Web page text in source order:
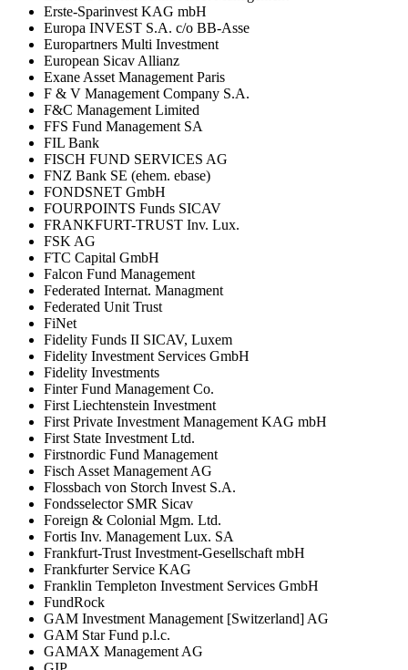
Erste-Sparinvest KAG mbH
Europa INVEST S.A. c/o BB-Asse
Europartners Multi Investment
European Sicav Allianz
Exane Asset Management Paris
F & V Management Company S.A.
F&C Management Limited
FFS Fund Management SA
FIL Bank
FISCH FUND SERVICES AG
FNZ Bank SE (ehem. ebase)
FONDSNET GmbH
FOURPOINTS Funds SICAV
FRANKFURT-TRUST Inv. Lux.
FSK AG
FTC Capital GmbH
Falcon Fund Management
Federated Internat. Managment
Federated Unit Trust
FiNet
Fidelity Funds II SICAV, Luxem
Fidelity Investment Services GmbH
Fidelity Investments
Finter Fund Management Co.
First Liechtenstein Investment
First Private Investment Management KAG mbH
First State Investment Ltd.
Firstnordic Fund Management
Fisch Asset Management AG
Flossbach von Storch Invest S.A.
Fondsselector SMR Sicav
Foreign & Colonial Mgm. Ltd.
Fortis Inv. Management Lux. SA
Frankfurt-Trust Investment-Gesellschaft mbH
Frankfurter Service KAG
Franklin Templeton Investment Services GmbH
FundRock
GAM Investment Management [Switzerland] AG
GAM Star Fund p.l.c.
GAMAX Management AG